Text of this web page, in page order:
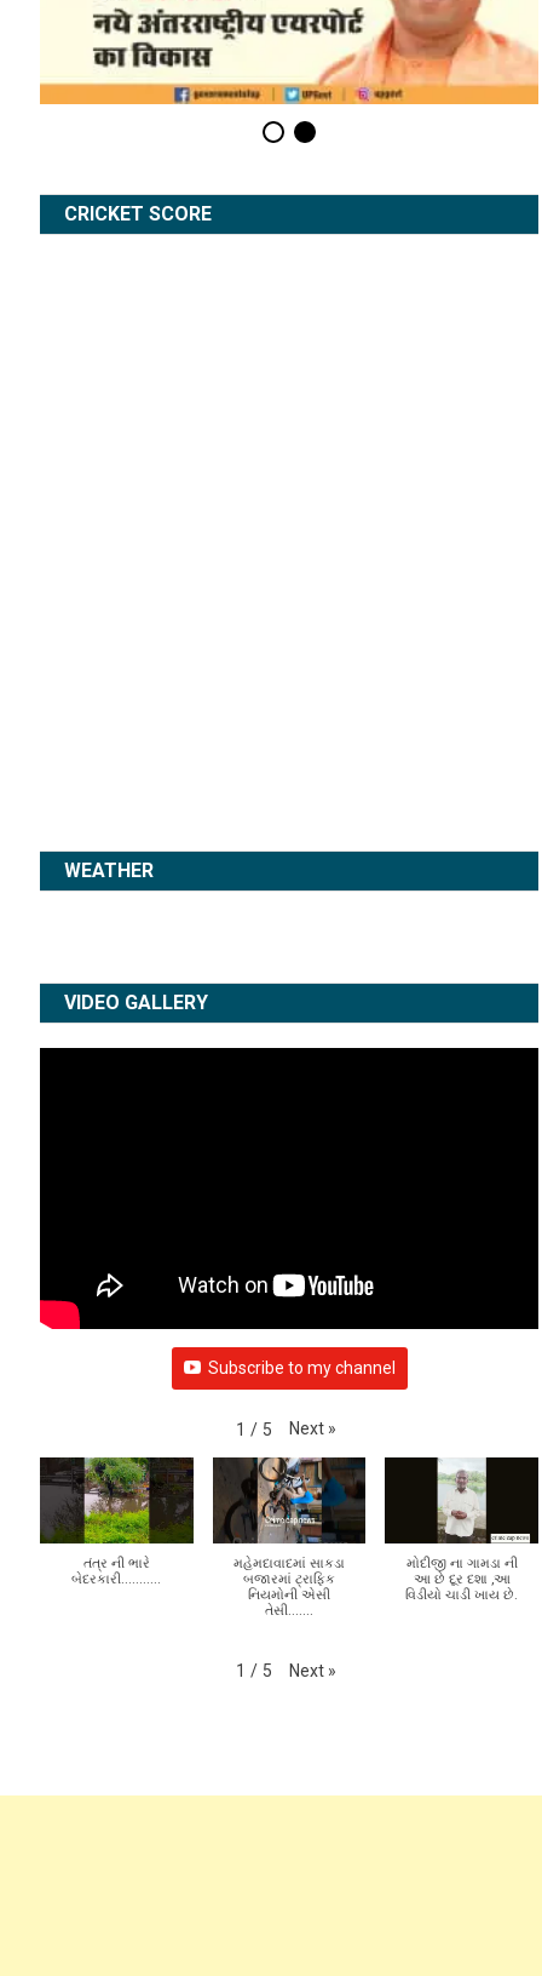
CRICKET SCORE
WEATHER
VIDEO GALLERY
Subscribe to my channel
1 / 5 Next »
તંત્ર ની ભારે
બેદરકારી...........
મહેમદાવાદમાં સાકડા
બજારમાં ટ્રાફિક
નિયમોની એસી
તેસી.......
મોદીજી ના ગામડા ની
આ છે દૂર દશા ,આ
વિડીયો ચાડી ખાય છે.
1 / 5 Next »